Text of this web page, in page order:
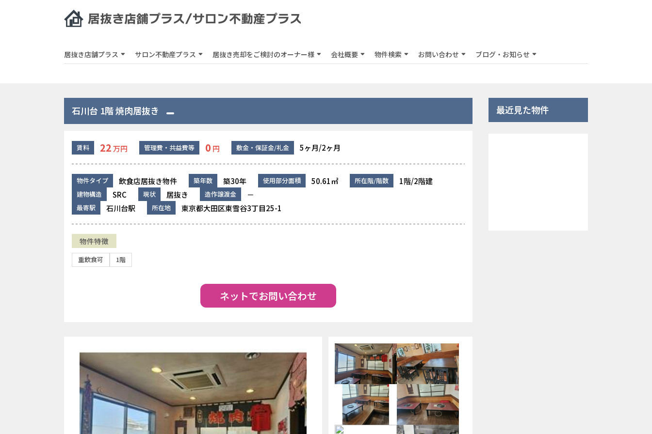
居抜き店舗プラス サロン不動産プラス 居抜き売却をご検討のオーナー様 会社概要 物件検索 お問い合わせ ブログ・お知らせ
石川台 1階 焼肉居抜き
賃料 22万円 管理費・共益費等 0 円 敷金・保証金/礼金 5ヶ月/2ヶ月
物件タイプ 飲食店居抜き物件 築年数 築30年 使用部分面積 50.61㎡ 所在階/階数 1階/2階建
建物構造 SRC 現状 居抜き 造作譲渡金 －
最寄駅 石川台駅 所在地 東京都大田区東雪谷3丁目25-1
物件特徴
重飲食可 1階
ネットでお問い合わせ
最近見た物件